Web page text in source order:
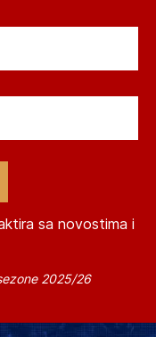
sa novostima i
2025/26